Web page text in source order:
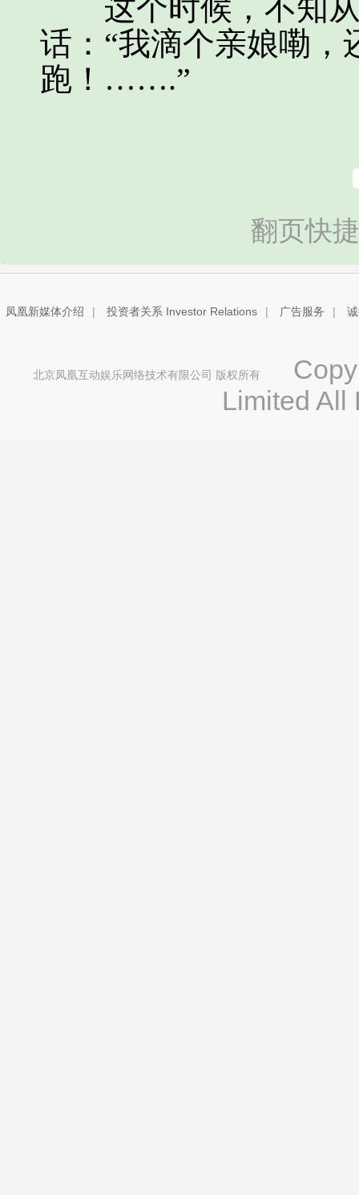
这个时候，不知从
话：“我滴个亲娘嘞，
跑！…….”
翻页快
凤凰新媒体介绍 | 投资者关系 Investor Relations | 广告服务 |
北京凤凰互动娱乐网络技术有限公司 版权所有
Limited All